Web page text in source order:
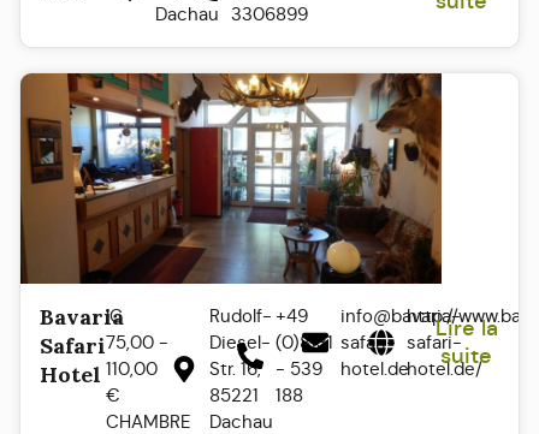
Dachau 3306899
Bavaria
Safari
Hotel
IC
75,00 -
110,00
€
CHAMBRE
Rudolf-
Diesel-
Str. 16,
85221
Dachau
+49
(0)8131
- 539
188
info@bavaria-
safari-
hotel.de
http://
safari-
hotel.de/
Lire la
suite